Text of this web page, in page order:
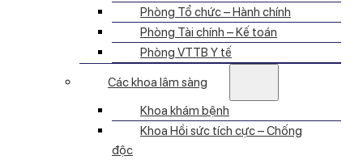
Phòng Tổ chức – Hành chính
Phòng Tài chính – Kế toán
Phòng VTTB Y tế
Các khoa lâm sàng
Khoa khám bệnh
Khoa Hồi sức tích cực – Chống
độc